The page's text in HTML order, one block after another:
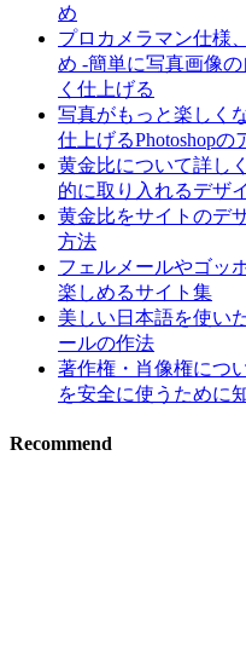
め
プロカメラマン仕様
め -簡単に写真画像
く仕上げる
写真がもっと楽しく
仕上げるPhotoshop
黄金比について詳し
的に取り入れるデザ
黄金比をサイトのデ
方法
フェルメールやゴッ
楽しめるサイト集
美しい日本語を使い
ールの作法
著作権・肖像権につ
を安全に使うために
Recommend